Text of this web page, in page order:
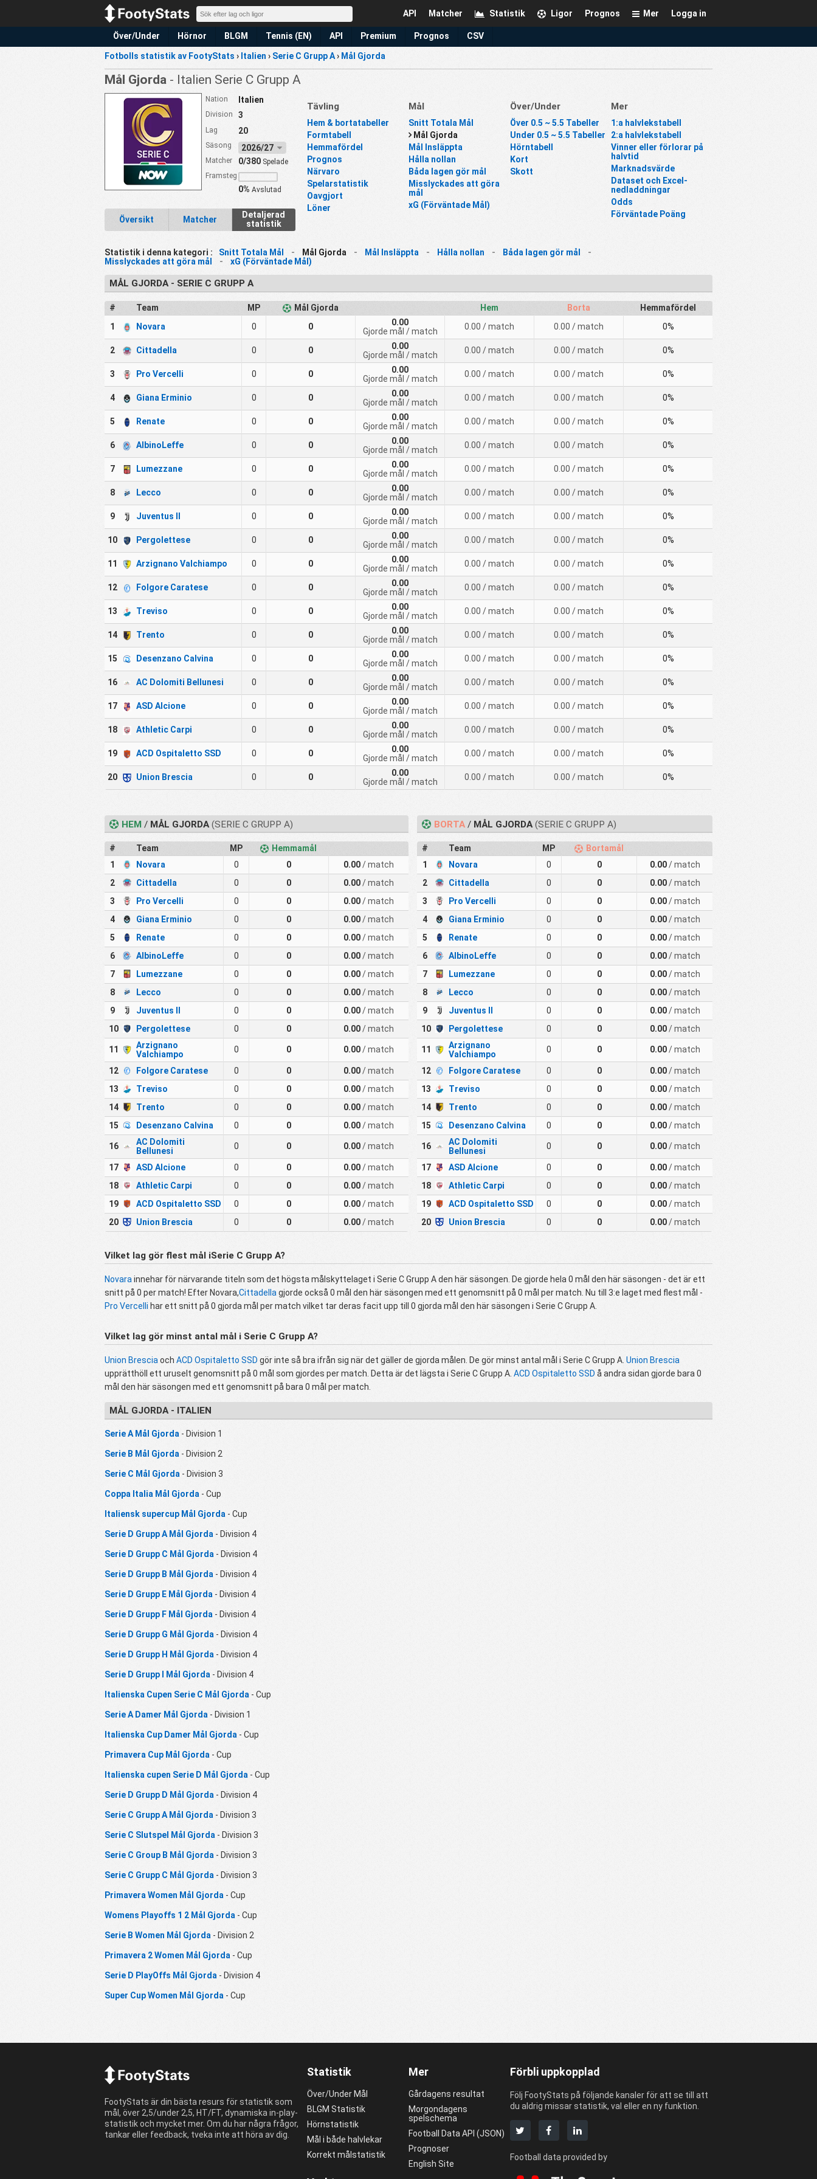
Logga in
Mer
Prognos
Ligor
Statistik
Matcher
API
Över/Under Hörnor BLGM Tennis (EN) API Premium Prognos CSV
Fotbolls statistik av FootyStats › Italien › Serie C Grupp A› Mål Gjorda
Mål Gjorda - Italien Serie C Grupp A
Nation Italien
Division 3
Lag 20
Säsong 2026/27
Matcher 0/380Spelade
Framsteg
0% Avslutad
Översikt Matcher
Detaljerad
statistik
Tävling
Hem & bortatabeller
Formtabell
Hemmafördel
Prognos
Närvaro
Spelarstatistik
Oavgjort
Löner
Mål
Snitt Totala Mål
Mål Gjorda
Mål Insläppta
Hålla nollan
Båda lagen gör mål
Misslyckades att göra
mål
xG (Förväntade Mål)
Över/Under
Över 0.5 ~ 5.5 Tabeller
Under 0.5 ~ 5.5 Tabeller
Hörntabell
Kort
Skott
Mer
1:a halvlekstabell
2:a halvlekstabell
Vinner eller förlorar på
halvtid
Marknadsvärde
Dataset och Excel-
nedladdningar
Odds
Förväntade Poäng
Statistik i denna kategori : Snitt Totala Mål - Mål Gjorda - Mål Insläppta - Hålla nollan - Båda lagen gör mål -
Misslyckades att göra mål - xG (Förväntade Mål)
MÅL GJORDA - SERIE C GRUPP A
# Team MP Mål Gjorda Hem Borta
Hemmafördel
1
Novara 0 0
0.00
Gjorde mål / match 0.00 / match 0.00 / match 0%
2 Cittadella 0 0
0.00
Gjorde mål / match 0.00 / match 0.00 / match 0%
3 Pro Vercelli 0 0
0.00
Gjorde mål / match 0.00 / match 0.00 / match 0%
4 Giana Erminio 0 0
0.00
Gjorde mål / match 0.00 / match 0.00 / match 0%
5 Renate 0 0
0.00
Gjorde mål / match 0.00 / match 0.00 / match 0%
6 AlbinoLeffe 0 0
0.00
Gjorde mål / match 0.00 / match 0.00 / match 0%
7 Lumezzane 0 0
0.00
Gjorde mål / match 0.00 / match 0.00 / match 0%
8 Lecco 0 0
0.00
Gjorde mål / match 0.00 / match 0.00 / match 0%
9 Juventus II 0 0
0.00
Gjorde mål / match 0.00 / match 0.00 / match 0%
10 Pergolettese 0 0
0.00
Gjorde mål / match 0.00 / match 0.00 / match 0%
11 Arzignano Valchiampo 0 0
0.00
Gjorde mål / match 0.00 / match 0.00 / match 0%
12 Folgore Caratese 0 0
0.00
Gjorde mål / match 0.00 / match 0.00 / match 0%
13 Treviso 0 0
0.00
Gjorde mål / match 0.00 / match 0.00 / match 0%
14 Trento 0 0
0.00
Gjorde mål / match 0.00 / match 0.00 / match 0%
15 Desenzano Calvina 0 0
0.00
Gjorde mål / match 0.00 / match 0.00 / match 0%
16 AC Dolomiti Bellunesi 0 0
0.00
Gjorde mål / match 0.00 / match 0.00 / match 0%
17 ASD Alcione 0 0
0.00
Gjorde mål / match 0.00 / match 0.00 / match 0%
18 Athletic Carpi 0 0
0.00
Gjorde mål / match 0.00 / match 0.00 / match 0%
19 ACD Ospitaletto SSD 0 0
0.00
Gjorde mål / match 0.00 / match 0.00 / match 0%
20 Union Brescia 0 0
0.00
Gjorde mål / match 0.00 / match 0.00 / match 0%
HEM /MÅL GJORDA(SERIE C GRUPP A)
# Team MP
Hemmamål
1
Novara 0 0 0.00/ match
2
Cittadella 0 0 0.00/ match
3
Pro Vercelli 0 0 0.00/ match
4
Giana Erminio 0 0 0.00/ match
5
Renate 0 0 0.00/ match
6
AlbinoLeffe 0 0 0.00/ match
7
Lumezzane 0 0 0.00/ match
8
Lecco 0 0 0.00/ match
9
Juventus II 0 0 0.00/ match
10
Pergolettese 0 0 0.00/ match
11
Arzignano
Valchiampo
0 0 0.00/ match
12 Folgore Caratese 0 0 0.00/ match
13
Treviso 0 0 0.00/ match
14
Trento 0 0 0.00/ match
15
Desenzano Calvina 0 0 0.00/ match
16
AC Dolomiti
Bellunesi
0 0 0.00/ match
17 ASD Alcione 0 0 0.00/ match
18
Athletic Carpi 0 0 0.00/ match
19
ACD Ospitaletto SSD 0 0 0.00/ match
20
Union Brescia 0 0 0.00/ match
BORTA /MÅL GJORDA(SERIE C GRUPP A)
# Team MP
Bortamål
1
Novara 0 0 0.00/ match
2
Cittadella 0 0 0.00/ match
3
Pro Vercelli 0 0 0.00/ match
4
Giana Erminio 0 0 0.00/ match
5
Renate 0 0 0.00/ match
6
AlbinoLeffe 0 0 0.00/ match
7
Lumezzane 0 0 0.00/ match
8
Lecco 0 0 0.00/ match
9
Juventus II 0 0 0.00/ match
10
Pergolettese 0 0 0.00/ match
11
Arzignano
Valchiampo
0 0 0.00/ match
12 Folgore Caratese 0 0 0.00/ match
13
Treviso 0 0 0.00/ match
14
Trento 0 0 0.00/ match
15
Desenzano Calvina 0 0 0.00/ match
16
AC Dolomiti
Bellunesi
0 0 0.00/ match
17 ASD Alcione 0 0 0.00/ match
18
Athletic Carpi 0 0 0.00/ match
19
ACD Ospitaletto SSD 0 0 0.00/ match
20
Union Brescia 0 0 0.00/ match
Vilket lag gör flest mål iSerie C Grupp A?
Novara innehar för närvarande titeln som det högsta målskyttelaget i Serie C Grupp A den här säsongen. De gjorde hela 0 mål den här säsongen - det är ett
snitt på 0 per match! Efter Novara,Cittadella gjorde också 0 mål den här säsongen med ett genomsnitt på 0 mål per match. Nu till 3:e laget med flest mål -
Pro Vercelli har ett snitt på 0 gjorda mål per match vilket tar deras facit upp till 0 gjorda mål den här säsongen i Serie C Grupp A.
Vilket lag gör minst antal mål i Serie C Grupp A?
Union Brescia och ACD Ospitaletto SSD gör inte så bra ifrån sig när det gäller de gjorda målen. De gör minst antal mål i Serie C Grupp A. Union Brescia
upprätthöll ett uruselt genomsnitt på 0 mål som gjordes per match. Detta är det lägsta i Serie C Grupp A. ACD Ospitaletto SSD å andra sidan gjorde bara 0
mål den här säsongen med ett genomsnitt på bara 0 mål per match.
MÅL GJORDA - ITALIEN
Serie A Mål Gjorda - Division 1
Serie B Mål Gjorda - Division 2
Serie C Mål Gjorda - Division 3
Coppa Italia Mål Gjorda - Cup
Italiensk supercup Mål Gjorda - Cup
Serie D Grupp A Mål Gjorda - Division 4
Serie D Grupp C Mål Gjorda - Division 4
Serie D Grupp B Mål Gjorda - Division 4
Serie D Grupp E Mål Gjorda - Division 4
Serie D Grupp F Mål Gjorda - Division 4
Serie D Grupp G Mål Gjorda - Division 4
Serie D Grupp H Mål Gjorda - Division 4
Serie D Grupp I Mål Gjorda - Division 4
Italienska Cupen Serie C Mål Gjorda - Cup
Serie A Damer Mål Gjorda - Division 1
Italienska Cup Damer Mål Gjorda - Cup
Primavera Cup Mål Gjorda - Cup
Italienska cupen Serie D Mål Gjorda - Cup
Serie D Grupp D Mål Gjorda - Division 4
Serie C Grupp A Mål Gjorda - Division 3
Serie C Slutspel Mål Gjorda - Division 3
Serie C Group B Mål Gjorda - Division 3
Serie C Grupp C Mål Gjorda - Division 3
Primavera Women Mål Gjorda - Cup
Womens Playoffs 1 2 Mål Gjorda - Cup
Serie B Women Mål Gjorda - Division 2
Primavera 2 Women Mål Gjorda - Cup
Serie D PlayOffs Mål Gjorda - Division 4
Super Cup Women Mål Gjorda - Cup
FootyStats är din bästa resurs för statistik som
mål, över 2,5/under 2,5, HT/FT, dynamiska in-play-
statistik och mycket mer. Om du har några frågor,
tankar eller feedback, tveka inte att höra av dig.
Statistik
Över/Under Mål
BLGM Statistik
Hörnstatistik
Mål i både halvlekar
Korrekt målstatistik
Mer
Gårdagens resultat
Morgondagens
spelschema
Football Data API (JSON)
Prognoser
English Site
Förbli uppkopplad
Följ FootyStats på följande kanaler för att se till att
du aldrig missar statistik, val eller en ny funktion.
Football data provided by